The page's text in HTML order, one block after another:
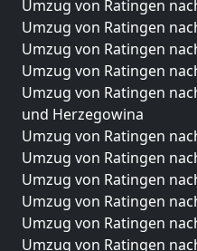
Umzug von Ratingen
Umzug von Ratingen
Umzug von Ratingen
Umzug von Ratingen
Umzug von Ratingen
und Herzegowina
Umzug von Ratingen
Umzug von Ratingen
Umzug von Ratingen
Umzug von Ratingen
Umzug von Ratingen
Umzug von Ratingen